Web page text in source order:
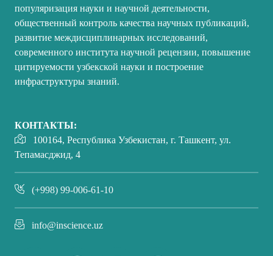
популяризация науки и научной деятельности,
общественный контроль качества научных публикаций,
развитие междисциплинарных исследований,
современного института научной рецензии, повышение
цитируемости узбекской науки и построение
инфраструктуры знаний.
КОНТАКТЫ:
100164, Республика Узбекистан, г. Ташкент, ул.
Тепамасджид, 4
(+998) 99-006-61-10
info@inscience.uz